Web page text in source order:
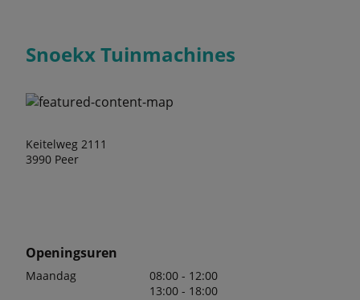
Snoekx Tuinmachines
Keitelweg 2111
3990 Peer
Openingsuren
Maandag
08:00 - 12:00
13:00 - 18:00